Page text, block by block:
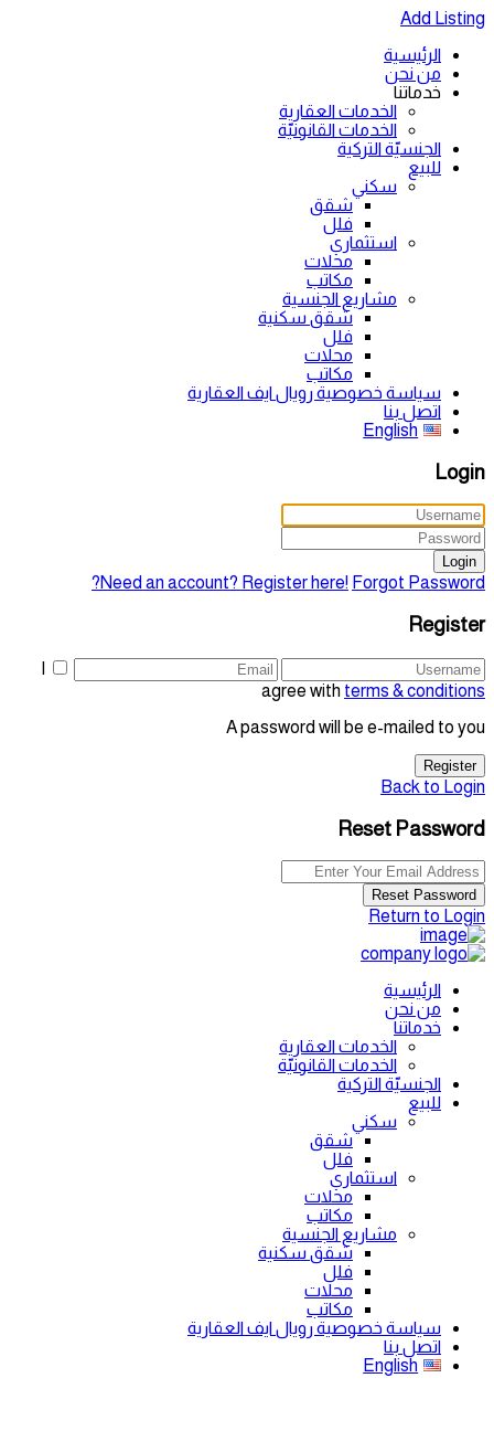
Add Listing
الرئيسية
من نحن
خدماتنا
الخدمات العقارية
الخدمات القانونيّة
الجنسيّة التركية
للبيع
سكني
شقق
فلل
استثماري
محلات
مكاتب
مشاريع الجنسية
شقق سكنية
فلل
محلات
مكاتب
سياسة خصوصية رويال ايف العقارية
اتصل بنا
English
Login
Login
Need an account? Register here! Forgot Password?
Register
agree with terms & conditions
A password will be e-mailed to you
Register
Back to Login
Reset Password
Reset Password
Return to Login
الرئيسية
من نحن
خدماتنا
الخدمات العقارية
الخدمات القانونيّة
الجنسيّة التركية
للبيع
سكني
شقق
فلل
استثماري
محلات
مكاتب
مشاريع الجنسية
شقق سكنية
فلل
محلات
مكاتب
سياسة خصوصية رويال ايف العقارية
اتصل بنا
English